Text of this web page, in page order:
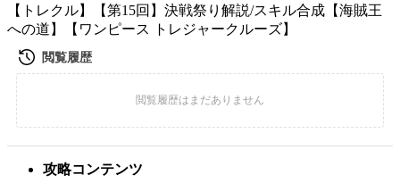
【トレクル】【第15回】決戦祭り解説/スキル合成【海賊王
への道】【ワンピース トレジャークルーズ】
攻略コンテンツ